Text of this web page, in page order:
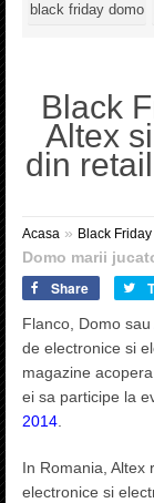
black friday domo
Black
Altex
din
Acasa » Black
Domo marii
Share
Flanco, Domo sau
de electronice si
magazine
ei sa participe la
2014
In Romania, Altex
electronice si